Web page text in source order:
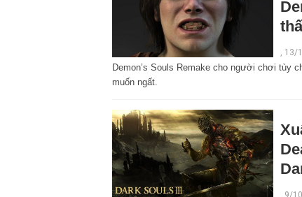
, 13/
Demon’s Souls Remake cho người chơi tùy
muốn ngất.
9/